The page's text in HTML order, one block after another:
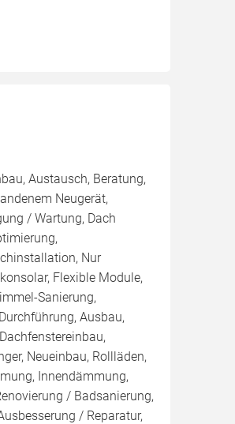
Austausch, Beratung,
Neugerät,
/ Wartung, Dach
Nur
Flexible Module,
Sanierung,
Ausbau,
Neueinbau, Rollläden,
Innendämmung,
/ Badsanierung,
/ Reparatur,